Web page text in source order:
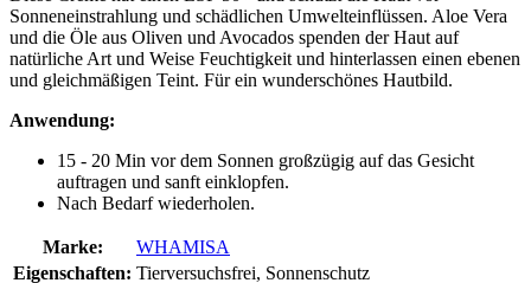
Sonneneinstrahlung und schädlichen Umwelteinflüssen. Aloe Vera
und die Öle aus Oliven und Avocados spenden der Haut auf
natürliche Art und Weise Feuchtigkeit und hinterlassen einen ebenen
und gleichmäßigen Teint. Für ein wunderschönes Hautbild.
Anwendung:
15 - 20 Min vor dem Sonnen großzügig auf das Gesicht
auftragen und sanft einklopfen.
Nach Bedarf wiederholen.
Marke:
WHAMISA
Eigenschaften: Tierversuchsfrei, Sonnenschutz